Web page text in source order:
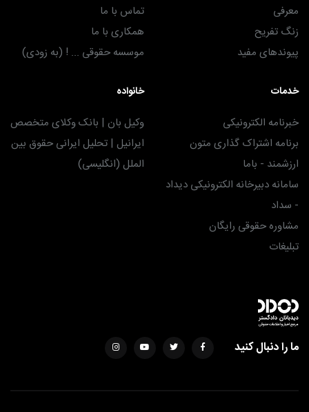
معرفی
زنگ تفریح
پیوندهای مفید
تماس با ما
همکاری با ما
موسسه حقوقی ... ! (به زودی)
خدمات
خبرنامه الکترونیکی
برنامه اشتراک گذاری متون
ارزشمند - باما
سامانه دبیرخانه الکترونیکی دیداد
- سداد
مشاوره حقوقی رایگان
تبلیغات
خانواده
وکیل بان | بانک وکلای متخصص
ایرانیل | تحلیل ایرانی حقوق بین
الملل (انگلیسی)
ما را دنبال کنید